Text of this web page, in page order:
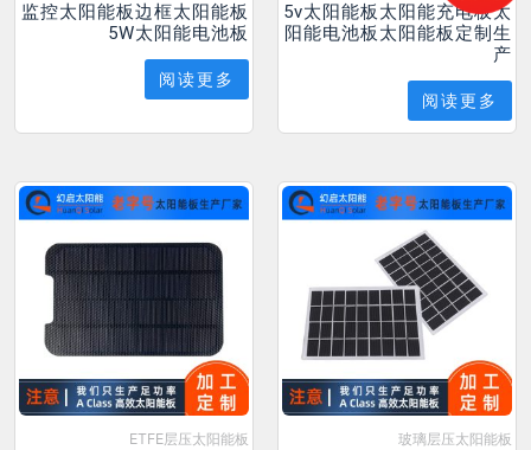
监控太阳能板边框太阳能板
5W太阳能电池板
阅读更多
5v太阳能板太阳能充电板太
阳能电池板太阳能板定制生
产
阅读更多
ETFE层压太阳能板 玻璃层压太阳能板